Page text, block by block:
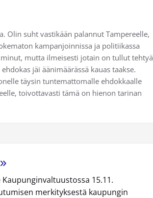
Olin suht vastikään palannut Tampereelle,
kampanjoinnissa ja politiikassa
mutta ilmeisesti jotain on tullut tehtyä
jäi äänimäärässä kauas taakse.
täysin tuntemattomalle ehdokkaalle
toivottavasti tämä on hienon tarinan
Kaupunginvaltuustossa 15.11.
merkityksestä kaupungin